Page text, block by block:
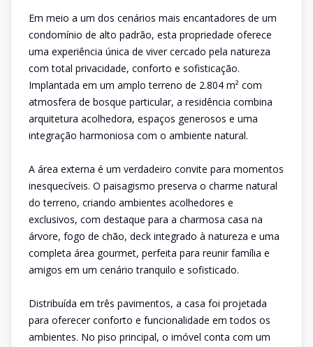
Em meio a um dos cenários mais encantadores de um
condomínio de alto padrão, esta propriedade oferece
uma experiência única de viver cercado pela natureza
com total privacidade, conforto e sofisticação.
Implantada em um amplo terreno de 2.804 m² com
atmosfera de bosque particular, a residência combina
arquitetura acolhedora, espaços generosos e uma
integração harmoniosa com o ambiente natural.
A área externa é um verdadeiro convite para momentos
inesquecíveis. O paisagismo preserva o charme natural
do terreno, criando ambientes acolhedores e
exclusivos, com destaque para a charmosa casa na
árvore, fogo de chão, deck integrado à natureza e uma
completa área gourmet, perfeita para reunir família e
amigos em um cenário tranquilo e sofisticado.
Distribuída em três pavimentos, a casa foi projetada
para oferecer conforto e funcionalidade em todos os
ambientes. No piso principal, o imóvel conta com um